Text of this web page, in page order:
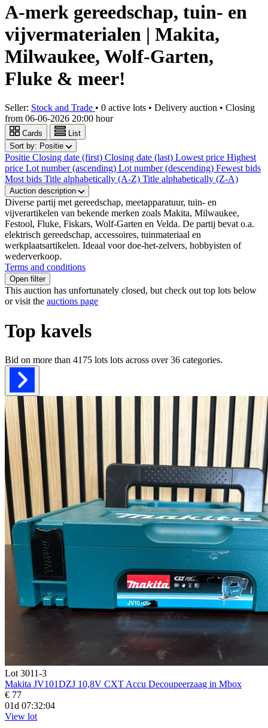
A-merk gereedschap, tuin- en
vijvermaterialen | Makita,
Milwaukee, Wolf-Garten,
Fluke & meer!
Seller: Stock and Trade • 0 active lots • Delivery auction • Closing
from 06-06-2026 20:00 hour
Cards
List
Sort by: Positie
Positie Closing date (first) Closing date (last) Lowest price Highest
price Lot number (ascending) Lot number (descending) Fewest bids
Most bids Title alphabetically (A-Z) Title alphabetically (Z-A)
Auction description
Diverse partij met gereedschap, meetapparatuur, tuin- en
vijverartikelen van bekende merken zoals Makita, Milwaukee,
Festool, Fluke, Fiskars, Wolf-Garten en Velda. De partij bevat o.a.
elektrisch gereedschap, accessoires, tuinmateriaal en
werkplaatsartikelen. Ideaal voor doe-het-zelvers, hobbyisten of
wederverkoop.
Terms and conditions
Open filter
This auction has unfortunately closed, but check out top lots below
or visit the auctions page
Top kavels
Bid on more than 4175 lots lots across over36 categories.
Lot 3011-3
Makita JV101DZJ 10,8V CXT Accu Decoupeerzaag in Mbox
€ 77
01d 07:32:02
View lot